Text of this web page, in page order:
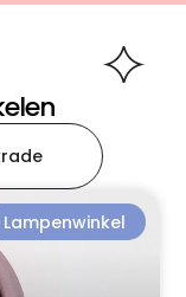
Lampenwinkel